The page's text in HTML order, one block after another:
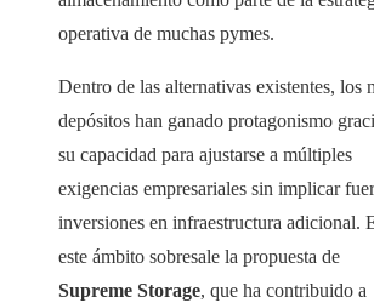
operativa de muchas pymes.
Dentro de las alternativas existentes, los
depósitos han ganado protagonismo
su capacidad para ajustarse a múltiples
exigencias empresariales sin implicar
inversiones en infraestructura adicional.
este ámbito sobresale la propuesta de
Supreme Storage, que ha contribuido a